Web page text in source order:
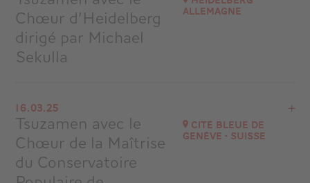
à 20H30
Accéder au site
Chœur d’Heidelberg
dirigé par Michael
Sekulla
Allemagne
Heildeberg Allemagne
Accéder au site
16.03.25
Tsuzamen avec le
Chœur de la Maîtrise
du Conservatoire
Cité Bleue de
Genève - Suisse